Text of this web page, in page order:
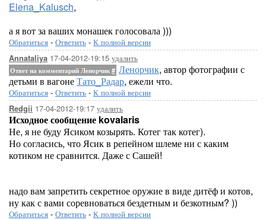
Elena_Kalusch,
а я вот за ваших монашек голосовала )))
Обратиться - Ответить - К полной версии
Annataliya 17-04-2012-19:15 удалить
Ответ на комментарий Ленорчик # Ленорчик, автор фотографии с
детьми в вагонеТато_Радар, ежели что.
Обратиться - Ответить - К полной версии
Redgii 17-04-2012-19:17 удалить
Исходное сообщение kovalaris
Не, я не буду Ясиком козырять. Котег так котег).
Но согласись, что Ясик в репейном шлеме ни с каким
котиком не сравнится. Даже с Сашей!
надо вам запретить секретное оружие в виде дитёф и котов,
ну как с вами соревноваться бездетным и безкотным? ))
Обратиться - Ответить - К полной версии